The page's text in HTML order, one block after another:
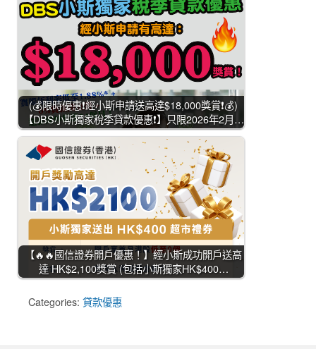
(💰限時優惠❗經小斯申請送高達$18,000獎賞❗💰)
【DBS小斯獨家稅季貸款優惠❗】只限2026年2月…
【🔥🔥國信證券開戶優惠！】經小斯成功開戶送高
達 HK$2,100獎賞 (包括小斯獨家HK$400…
Categories: 貸款優惠